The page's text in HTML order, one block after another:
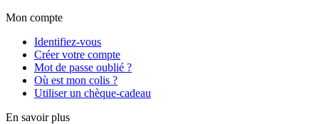
Mon compte
Identifiez-vous
Créer votre compte
Mot de passe oublié ?
Où est mon colis ?
Utiliser un chèque-cadeau
En savoir plus